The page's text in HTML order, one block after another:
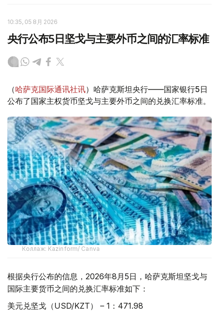
10:35, 05 8月 2026
央行公布5日坚戈与主要外币之间的汇率标准
（哈萨克国际通讯社讯）哈萨克斯坦央行——国家银行5日
公布了国家主权货币坚戈与主要外币之间的兑换汇率标准。
Коллаж: Kazinform/ Canva
根据央行公布的信息，2026年8月5日，哈萨克斯坦坚戈与
国际主要货币之间的兑换汇率标准如下：
美元兑坚戈（USD/KZT） – 1：471.98